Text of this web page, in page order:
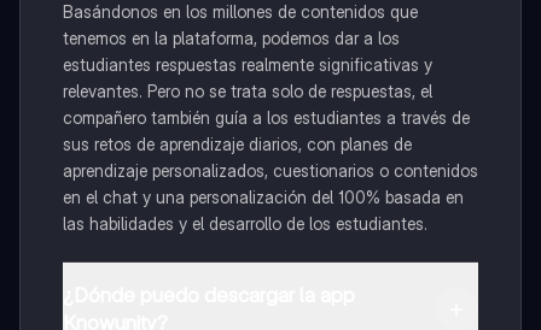
Basándonos en los millones de contenidos que
tenemos en la plataforma, podemos dar a los
estudiantes respuestas realmente significativas y
relevantes. Pero no se trata solo de respuestas, el
compañero también guía a los estudiantes a través de
sus retos de aprendizaje diarios, con planes de
aprendizaje personalizados, cuestionarios o contenidos
en el chat y una personalización del 100% basada en
las habilidades y el desarrollo de los estudiantes.